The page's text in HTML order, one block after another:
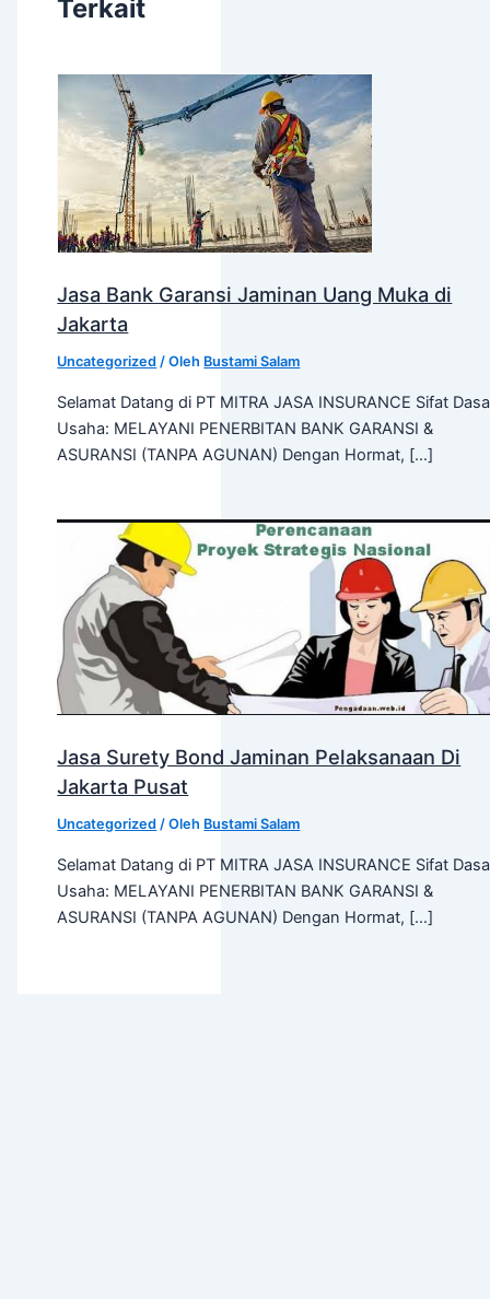
Terkait
Jasa Bank Garansi Jaminan Uang Muka di
Jakarta
Uncategorized / Oleh Bustami Salam
Selamat Datang di PT MITRA JASA INSURANCE Sifat
Usaha: MELAYANI PENERBITAN BANK GARANSI &
ASURANSI (TANPA AGUNAN) Dengan Hormat, […]
Jasa Surety Bond Jaminan Pelaksanaan Di
Jakarta Pusat
Uncategorized / Oleh Bustami Salam
Selamat Datang di PT MITRA JASA INSURANCE Sifat
Usaha: MELAYANI PENERBITAN BANK GARANSI &
ASURANSI (TANPA AGUNAN) Dengan Hormat, […]